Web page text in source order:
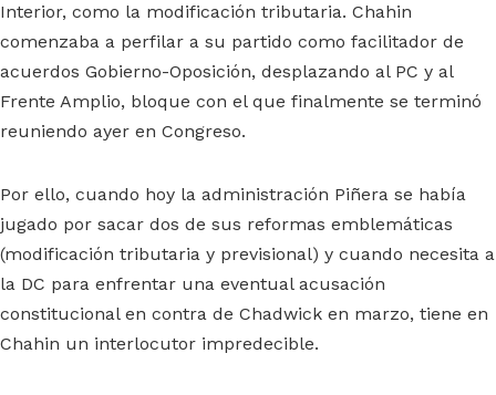
Interior, como la modificación tributaria. Chahin
comenzaba a perfilar a su partido como facilitador de
acuerdos Gobierno-Oposición, desplazando al PC y al
Frente Amplio, bloque con el que finalmente se terminó
reuniendo ayer en Congreso.
Por ello, cuando hoy la administración Piñera se había
jugado por sacar dos de sus reformas emblemáticas
(modificación tributaria y previsional) y cuando necesita a
la DC para enfrentar una eventual acusación
constitucional en contra de Chadwick en marzo, tiene en
Chahin un interlocutor impredecible.